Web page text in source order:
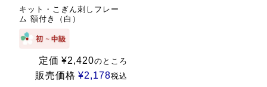
キット・こぎん刺しフレー
ム 額付き（白）
定価 ¥2,420のところ
販売価格 ¥2,178税込